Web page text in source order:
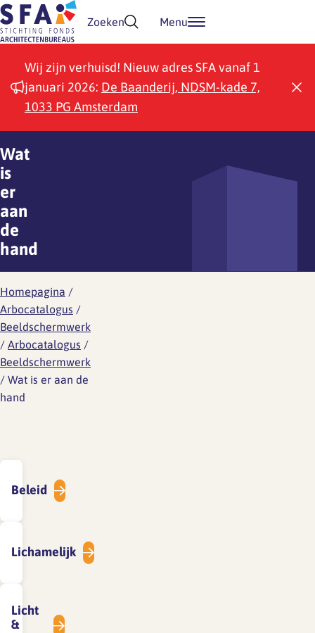
Doorgaan naar inhoud
Zoeken Menu
Wij zijn verhuisd! Nieuw adres SFA vanaf 1
januari 2026: De Baanderij, NDSM-kade 7,
1033 PG Amsterdam
Wat
is
er
aan
de
hand
Homepagina /
Arbocatalogus /
Beeldschermwerk
/ Arbocatalogus /
Beeldschermwerk
/ Wat is er aan de
hand
Beleid
Lichamelijk
Licht
&